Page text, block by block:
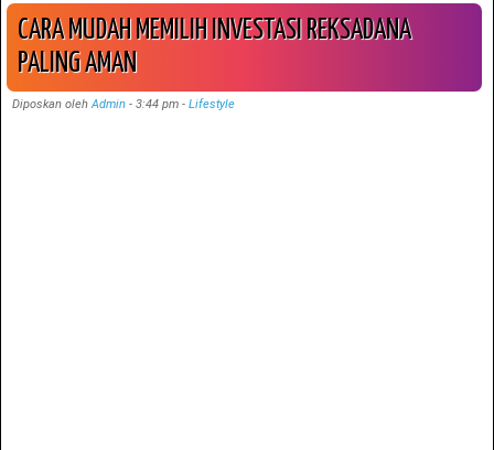
CARA MUDAH MEMILIH INVESTASI REKSADANA
PALING AMAN
Diposkan olehAdmin - 3:44 pm- Lifestyle